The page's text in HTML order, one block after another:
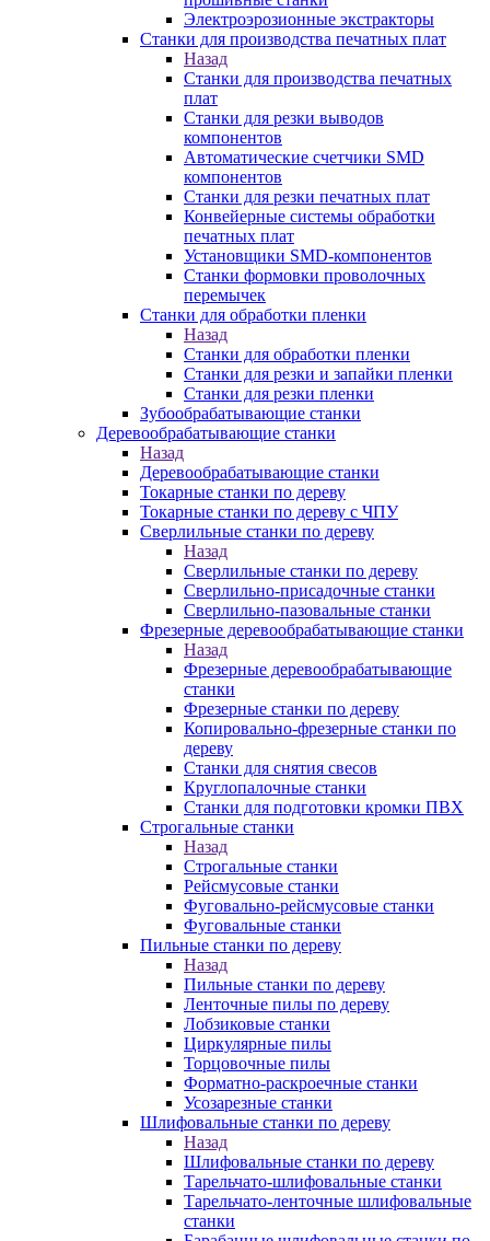
Электроэрозионные экстракторы
Станки для производства печатных плат
Назад
Станки для производства печатных
плат
Станки для резки выводов
компонентов
Автоматические счетчики SMD
компонентов
Станки для резки печатных плат
Конвейерные системы обработки
печатных плат
Установщики SMD-компонентов
Станки формовки проволочных
перемычек
Станки для обработки пленки
Назад
Станки для обработки пленки
Станки для резки и запайки пленки
Станки для резки пленки
Зубообрабатывающие станки
Деревообрабатывающие станки
Назад
Деревообрабатывающие станки
Токарные станки по дереву
Токарные станки по дереву с ЧПУ
Сверлильные станки по дереву
Назад
Сверлильные станки по дереву
Сверлильно-присадочные станки
Сверлильно-пазовальные станки
Фрезерные деревообрабатывающие станки
Назад
Фрезерные деревообрабатывающие
станки
Фрезерные станки по дереву
Копировально-фрезерные станки по
дереву
Станки для снятия свесов
Круглопалочные станки
Станки для подготовки кромки ПВХ
Строгальные станки
Назад
Строгальные станки
Рейсмусовые станки
Фуговально-рейсмусовые станки
Фуговальные станки
Пильные станки по дереву
Назад
Пильные станки по дереву
Ленточные пилы по дереву
Лобзиковые станки
Циркулярные пилы
Торцовочные пилы
Форматно-раскроечные станки
Усозарезные станки
Шлифовальные станки по дереву
Назад
Шлифовальные станки по дереву
Тарельчато-шлифовальные станки
Тарельчато-ленточные шлифовальные
станки